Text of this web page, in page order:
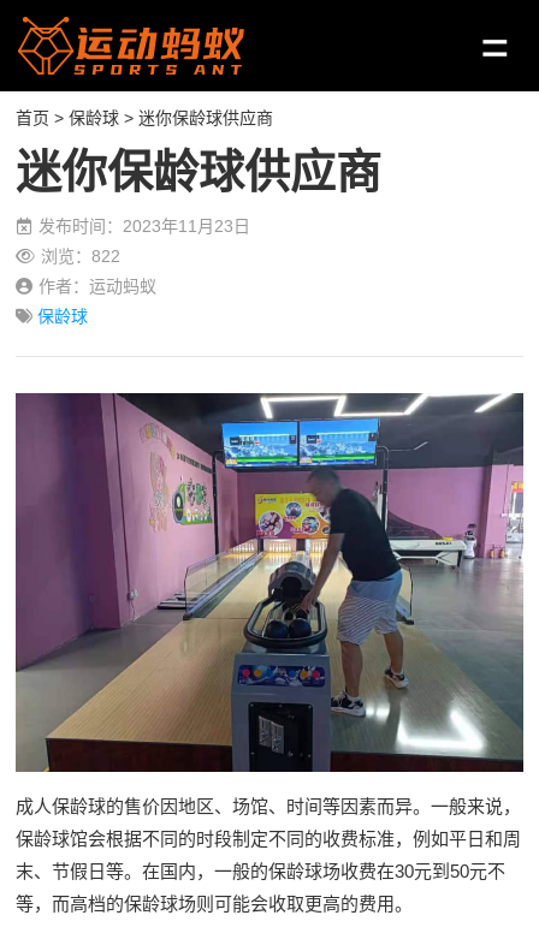
首页 >保龄球 > 迷你保龄球供应商
迷你保龄球供应商
发布时间：2023年11月23日
浏览：822
作者：运动蚂蚁
保龄球
成人保龄球的售价因地区、场馆、时间等因素而异。一般来说，
保龄球馆会根据不同的时段制定不同的收费标准，例如平日和周
末、节假日等。在国内，一般的保龄球场收费在30元到50元不
等，而高档的保龄球场则可能会收取更高的费用。